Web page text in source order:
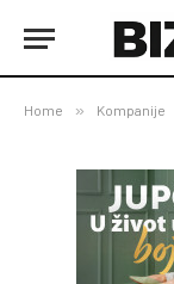
Home » Kompanije